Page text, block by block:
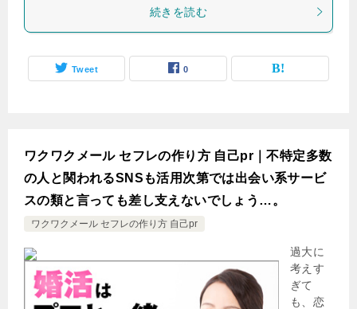
続きを読む
Tweet 0
ワクワクメール セフレの作り方 自己pr｜不特定多数
の人と関われるSNSも活用次第では出会い系サービ
スの類と言っても差し支えないでしょう…。
ワクワクメール セフレの作り方 自己pr
過大に
考えす
ぎて
も、恋